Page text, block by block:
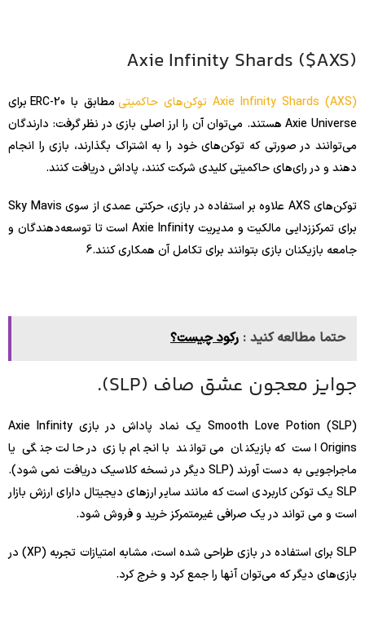
Axie Infinity Shards ($AXS)
Axie Infinity Shards (AXS) توکن‌های حاکمیتی
مطابق با ERC-20 برای
Axie Universe هستند. می‌توان آن را ارز اصلی بازی در نظر گرفت: دارندگان
می‌توانند در صورتی که توکن‌های خود را به اشتراک بگذارند، بازی را انجام
دهند و در رای‌های حاکمیتی کلیدی شرکت کنند، پاداش دریافت کنند.
توکن‌های AXS علاوه بر استفاده در بازی، حرکتی عمدی از سوی Sky Mavis
برای تمرکززدایی مالکیت و مدیریت Axie Infinity است تا توسعه‌دهندگان و
جامعه بازیکنان بازی بتوانند برای تکامل آن همکاری کنند.6
حتما مطالعه کنید : رکود چیست؟
جوایز معجون عشق صاف (SLP).
Smooth Love Potion (SLP) یک نماد پاداش در بازی Axie Infinity
Origins است که بازیکنان می توانند با انجام بازی در حالت جنگی یا
ماجراجویی به دست آورند (SLP دیگر در نسخه کلاسیک دریافت نمی شود).
SLP یک توکن کاربردی است که مانند سایر ارزهای دیجیتال دارای ارزش بازار
است و می تواند در یک صرافی غیرمتمرکز خرید و فروش شود.
SLP برای استفاده در بازی طراحی شده است، مشابه امتیازات تجربه (XP) در
بازی‌های دیگر که می‌توان آنها را جمع کرد و خرج کرد.